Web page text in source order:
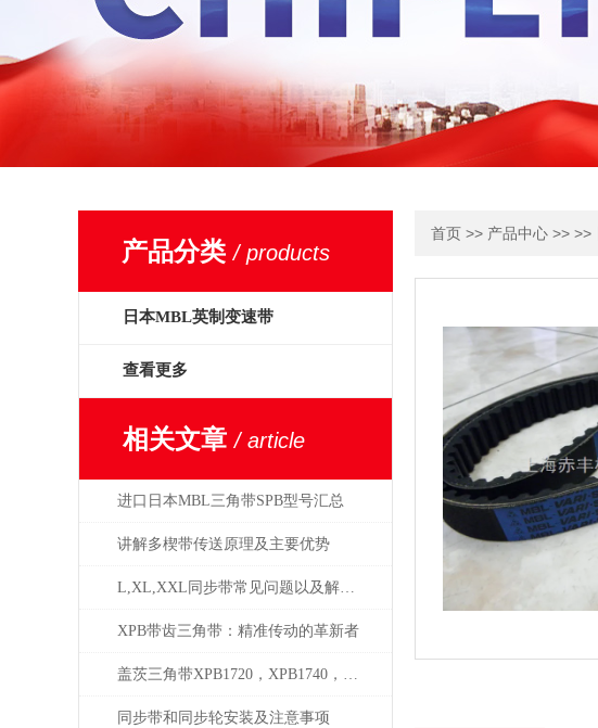
产品分类/ products
日本MBL英制变速带
查看更多
相关文章/ article
进口日本MBL三角带SPB型号汇总
讲解多楔带传送原理及主要优势
L,XL,XXL同步带常见问题以及解决方案
XPB带齿三角带：精准传动的革新者
盖茨三角带XPB1720，XPB1740，XPB1800
同步带和同步轮安装及注意事项
首页 >> 产品中心 >> >>